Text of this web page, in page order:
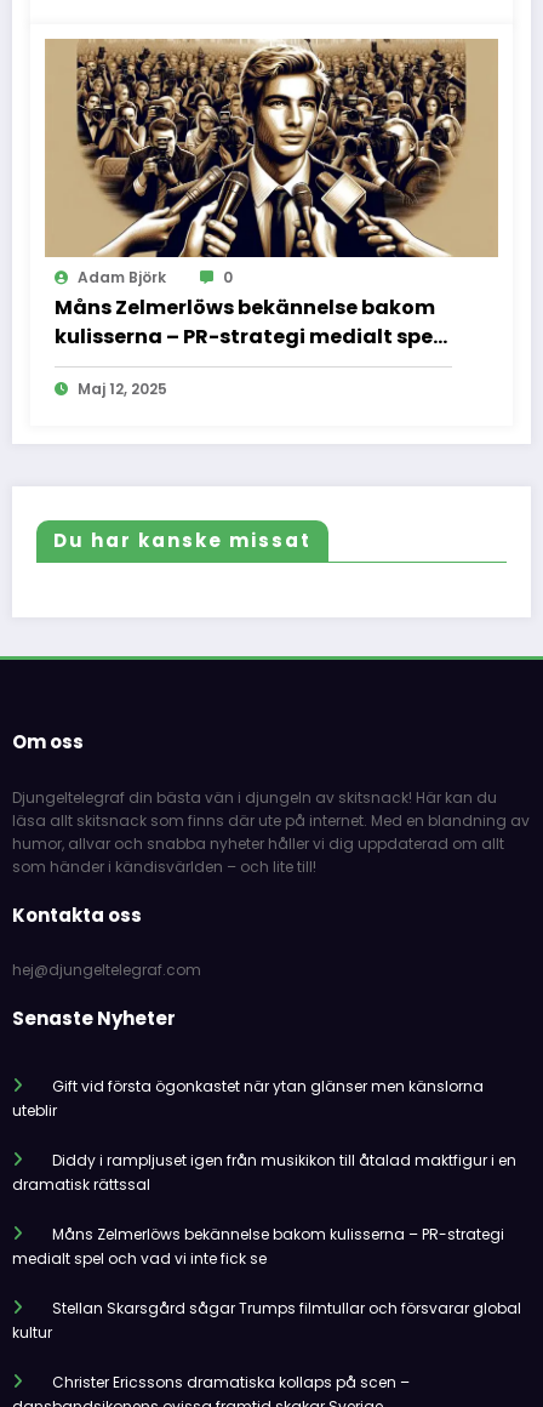
Adam Björk 0
Måns Zelmerlöws bekännelse bakom
kulisserna – PR-strategi medialt spel
och vad vi inte fick se
Maj 12, 2025
Du har kanske missat
Om oss
Djungeltelegraf din bästa vän i djungeln av skitsnack! Här kan du
läsa allt skitsnack som finns där ute på internet. Med en blandning av
humor, allvar och snabba nyheter håller vi dig uppdaterad om allt
som händer i kändisvärlden – och lite till!
Kontakta oss
hej@djungeltelegraf.com
Senaste Nyheter
Gift vid första ögonkastet när ytan glänser men känslorna
uteblir
Diddy i rampljuset igen från musikikon till åtalad maktfigur i en
dramatisk rättssal
Måns Zelmerlöws bekännelse bakom kulisserna – PR-strategi
medialt spel och vad vi inte fick se
Stellan Skarsgård sågar Trumps filmtullar och försvarar global
kultur
Christer Ericssons dramatiska kollaps på scen –